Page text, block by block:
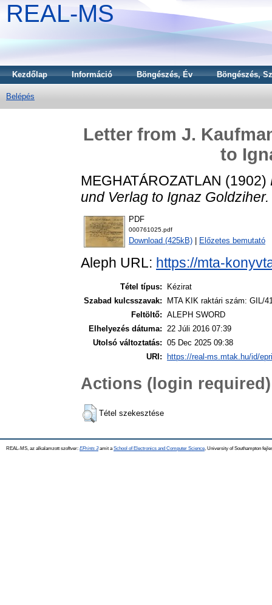
REAL-MS
Kezdőlap Információ Böngészés, Év Böngészés,
Belépés
Letter from J.
to
MEGHATÁROZATLAN (1902)
und Verlag to Ignaz Goldziher.
PDF
000761025.pdf
Download (425kB) Előzetes bemutató
Aleph URL: https://mta-
Tétel típus:
Kézirat
Szabad kulcsszavak:
MTA KIK raktári szám: GIL/
Feltöltő: ALEPH SWORD
Elhelyezés dátuma: 22 Júli 2016 07:39
Utolsó változtatás: 05 Dec 2025 09:38
URI:
https://real-ms.mtak.hu/id/
Actions (login required)
Tétel szekesztése
REAL-MS, az alkalamzott szoftver: EPrints 3amit a School of Electronics and Computer Science , University of Southampton